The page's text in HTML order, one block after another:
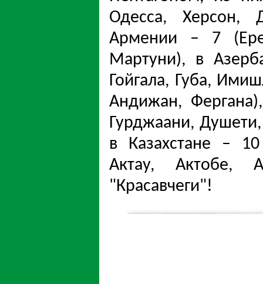
Одесса, Херсон,
Армении – 7
Мартуни), в
Гойгала, Губа,
Андижан,
Гурджаани,
в Казахстане –
Актау, Актобе,
"Красавчеги"!